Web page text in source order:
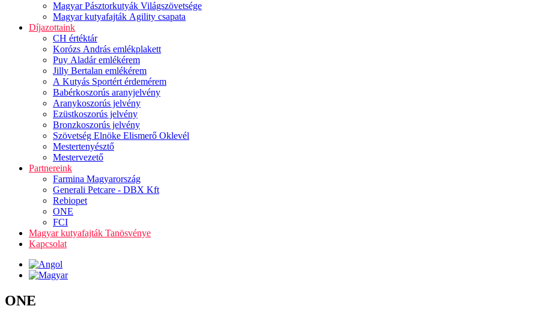
Magyar Pásztorkutyák Világszövetsége
Magyar kutyafajták Agility csapata
Díjazottaink
CH értéktár
Korózs András emlékplakett
Puy Aladár emlékérem
Jilly Bertalan emlékérem
A Kutyás Sportért érdemérem
Babérkoszorús aranyjelvény
Aranykoszorús jelvény
Ezüstkoszorús jelvény
Bronzkoszorús jelvény
Szövetség Elnöke Elismerő Oklevél
Mestertenyésztő
Mestervezető
Partnereink
Farmina Magyarország
Generali Petcare - DBX Kft
Rebiopet
ONE
FCI
Magyar kutyafajták Tanösvénye
Kapcsolat
ONE